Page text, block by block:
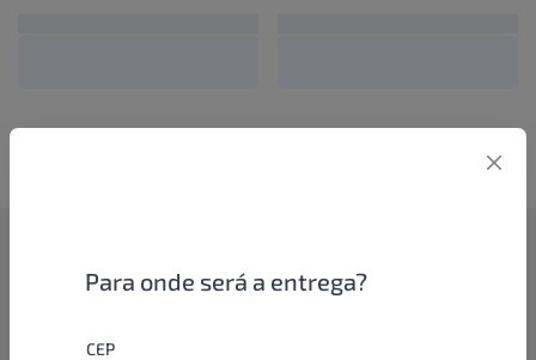
Para onde será a entrega?
CEP
Como funciona
aproveitar as promoções e ofertas direto das indústrias de